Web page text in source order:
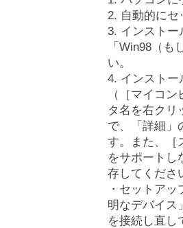
2. 自動的にセ
3. インストー
「Win98（
い。
4. インストー
（［マイコ
タ名を右クリ
で、「詳細」
す。また、［
をサポートし
存してくださ
・セットア
明なデバイス
を接続し直し